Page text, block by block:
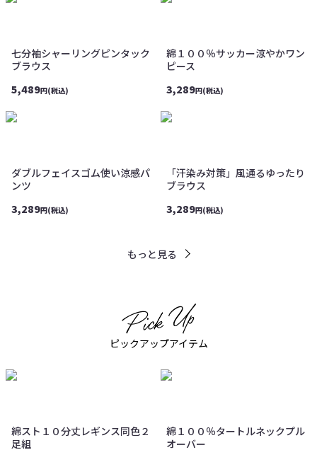
七分袖シャーリングピンタック
ブラウス
5,489円(税込)
綿１００％サッカー涼やかワン
ピース
3,289円(税込)
ダブルフェイスゴム使い涼感パ
ンツ
3,289円(税込)
「汗染み対策」風通るゆったり
ブラウス
3,289円(税込)
もっと見る
ピックアップアイテム
綿スト１０分丈レギンス同色２
足組
綿１００％タートルネックプル
オーバー